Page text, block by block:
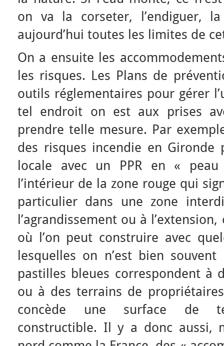
on va la corseter, l’endiguer,
aujourd’hui toutes les limites de
On a ensuite les
les risques. Les Plans de
outils réglementaires pour gérer
tel endroit on est aux prises
prendre telle mesure. Par
des risques incendie en Gironde
locale avec un PPR en «
l’intérieur de la zone rouge qui
particulier dans une zone
l’agrandissement ou à
où l’on peut construire avec
lesquelles on n’est bien
pastilles bleues correspondent à
ou à des terrains de
concède une surface de
constructible. Il y a donc aussi,